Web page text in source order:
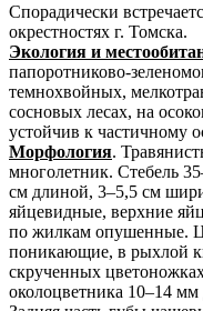
Спорадически
окрестностях г. Томска.
Экология и
папоротниково-
темнохвойных,
сосновых лесах, на
устойчив к частичному
Морфология.
многолетник. Стебель
см длиной, 3–5,5 см
яйцевидные, верхние
по жилкам опушенные.
поникающие, в рыхлой
скрученных
околоцветника 10–14